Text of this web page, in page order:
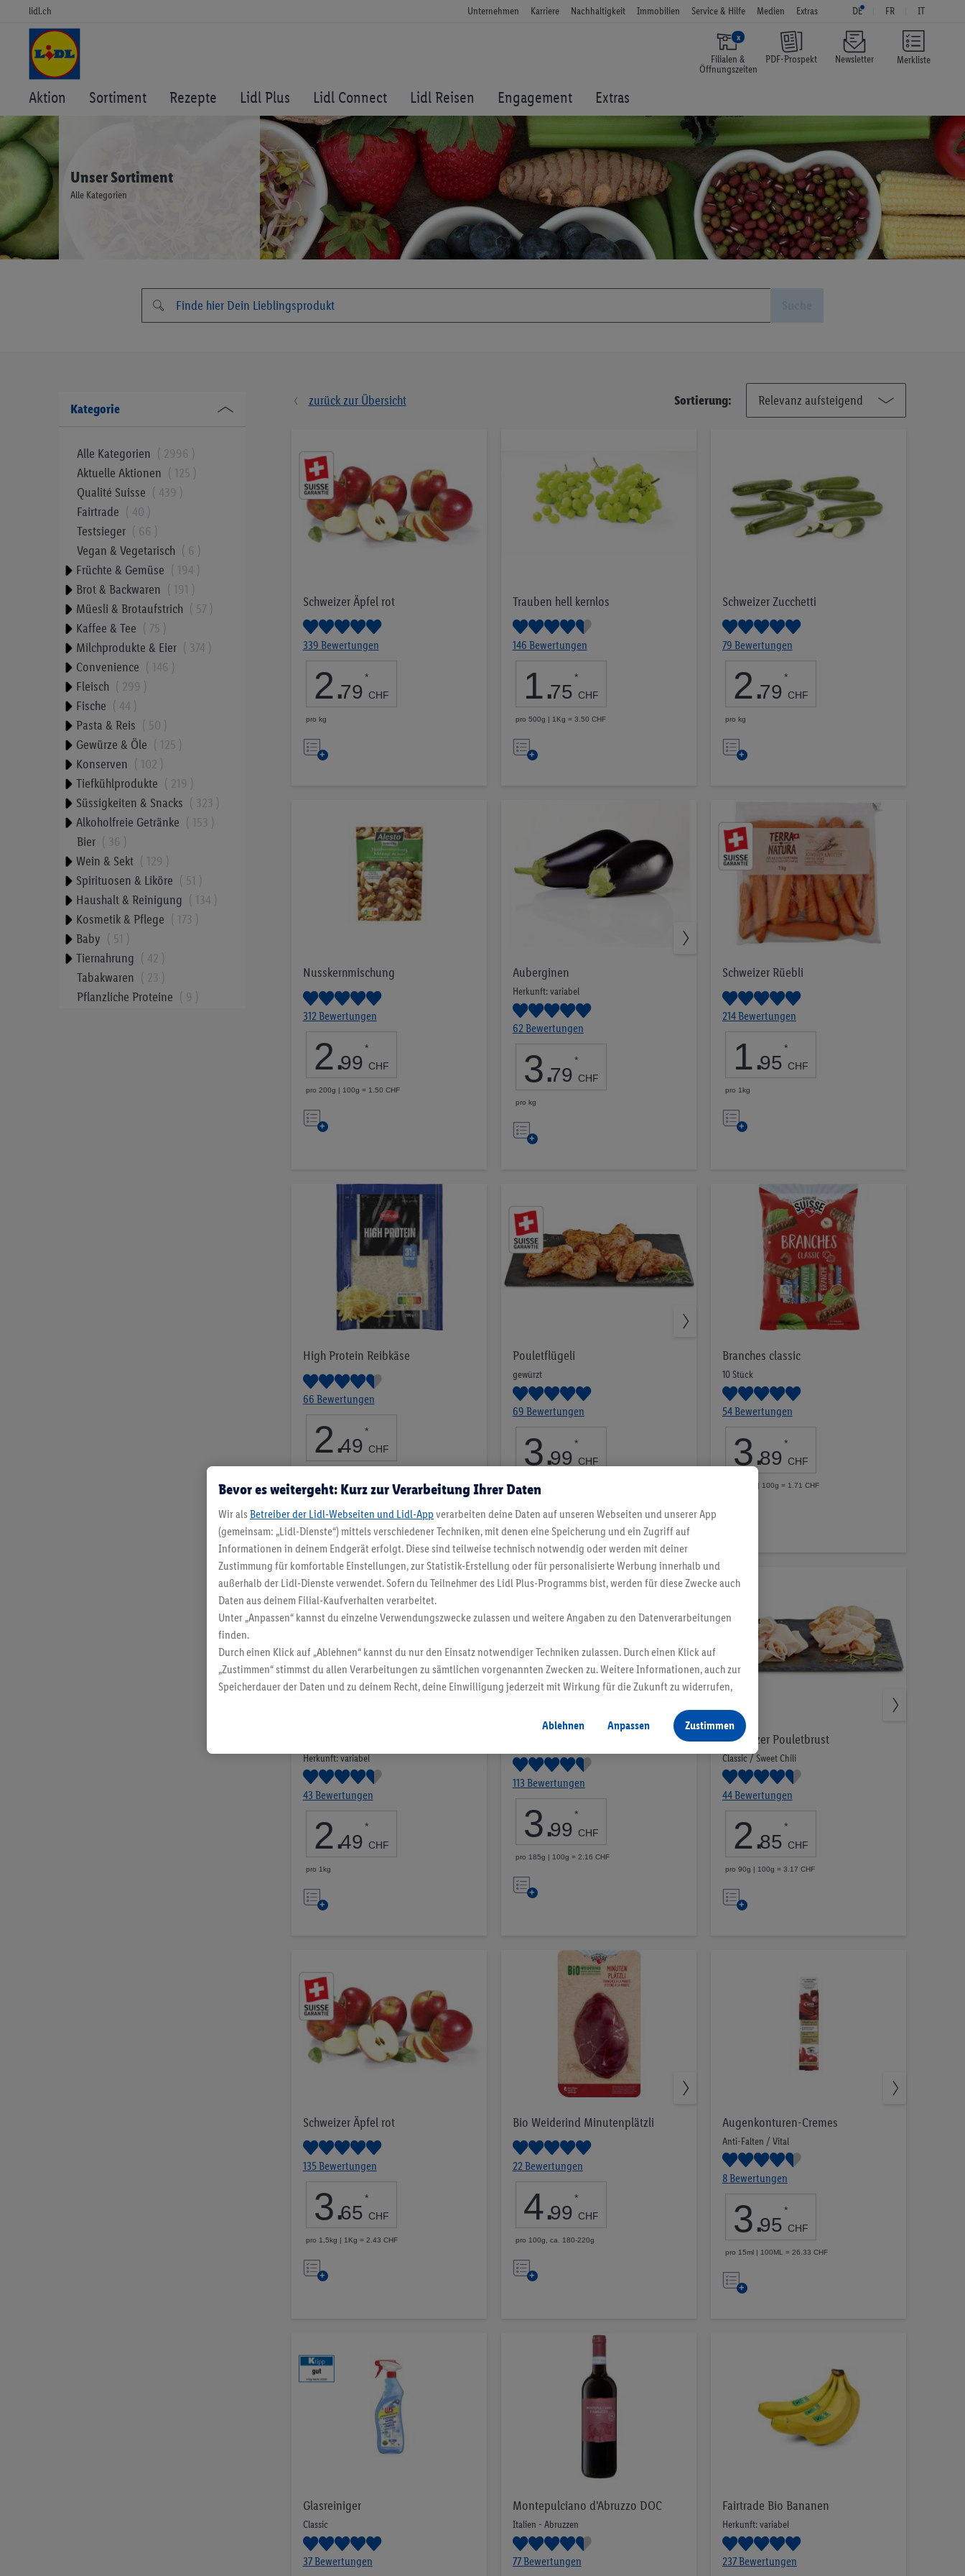
Merkliste
lidl.ch Unternehmen Karriere Nachhaltigkeit Immobilien Service & Hilfe Medien Extras DE FR IT
x
Filialen &
Öffnungszeiten
PDF-Prospekt Newsletter
Aktion Sortiment Rezepte Lidl Plus Lidl Connect Lidl Reisen Engagement Extras
Unser Sortiment
Alle Kategorien
zurück zur Übersicht Sortierung:
Schweizer Äpfel rot
339 Bewertungen
2.79
*
CHF
pro kg
Auf
Trauben hell kernlos
146 Bewertungen
1.75
*
CHF
pro 500g | 1Kg = 3.50 CHF
Auf
Schweizer Zucchetti
79 Bewertungen
2.79
*
CHF
pro kg
Auf
Nusskernmischung
312 Bewertungen
2.99
*
CHF
pro 200g | 100g = 1.50 CHF
Auf
Auberginen
Herkunft: variabel
62 Bewertungen
3.79
*
CHF
pro kg
Auf
Schweizer Rüebli
214 Bewertungen
1.95
*
CHF
pro 1kg
Auf
High Protein Reibkäse
66 Bewertungen
2.49
*
CHF
Auf
die
Merkliste
Pouletflügeli
gewürzt
69 Bewertungen
3.99
*
CHF
pro 550g | 100g = 0.73 CHF
Auf
die
Merkliste
Branches classic
10 Stück
54 Bewertungen
3.89
*
CHF
pro 227g | 100g = 1.71 CHF
Herkunft: variabel
43 Bewertungen
2.49
*
CHF
pro 1kg
Auf
113 Bewertungen
3.99
*
CHF
pro 185g | 100g = 2.16 CHF
Auf
Schweizer Pouletbrust
Classic / Sweet Chili
44 Bewertungen
2.85
*
CHF
pro 90g | 100g = 3.17 CHF
Auf
Schweizer Äpfel rot
135 Bewertungen
3.65
*
CHF
pro 1,5kg | 1Kg = 2.43 CHF
Auf
Bio Weiderind Minutenplätzli
22 Bewertungen
4.99
*
CHF
pro 100g, ca. 180-220g
Auf
Augenkonturen-Cremes
Anti-Falten / Vital
8 Bewertungen
3.95
*
CHF
pro 15ml | 100ML = 26.33 CHF
Auf
Glasreiniger
Classic
37 Bewertungen
Montepulciano d'Abruzzo DOC
Italien - Abruzzen
77 Bewertungen
Fairtrade Bio Bananen
Herkunft: variabel
237 Bewertungen
Kategorie
Alle Kategorien
2996
Aktuelle Aktionen
125
Qualité Suisse
439
Fairtrade
40
Testsieger
66
Vegan & Vegetarisch
6
Früchte & Gemüse
194
Brot & Backwaren
191
Müesli & Brotaufstrich
57
Kaffee & Tee
75
Milchprodukte & Eier
374
Convenience
146
Fleisch
299
Fische
44
Pasta & Reis
50
Gewürze & Öle
125
Konserven
102
Tiefkühlprodukte
219
Süssigkeiten & Snacks
323
Alkoholfreie Getränke
153
Bier
36
Wein & Sekt
129
Spirituosen & Liköre
51
Haushalt & Reinigung
134
Kosmetik & Pflege
173
Baby
51
Tiernahrung
42
Tabakwaren
23
Pflanzliche Proteine
9
Bevor es weitergeht: Kurz zur Verarbeitung Ihrer Daten
Wir als Betreiber der Lidl-Webseiten und Lidl-App verarbeiten deine Daten auf unseren Webseiten und unserer App
(gemeinsam: „Lidl-Dienste“) mittels verschiedener Techniken, mit denen eine Speicherung und ein Zugriff auf
Informationen in deinem Endgerät erfolgt. Diese sind teilweise technisch notwendig oder werden mit deiner
Zustimmung für komfortable Einstellungen, zur Statistik-Erstellung oder für personalisierte Werbung innerhalb und
außerhalb der Lidl-Dienste verwendet. Sofern du Teilnehmer des Lidl Plus-Programms bist, werden für diese Zwecke auch
Daten aus deinem Filial-Kaufverhalten verarbeitet.
Unter „Anpassen“ kannst du einzelne Verwendungszwecke zulassen und weitere Angaben zu den Datenverarbeitungen
finden.
Durch einen Klick auf „Ablehnen“ kannst du nur den Einsatz notwendiger Techniken zulassen. Durch einen Klick auf
„Zustimmen“ stimmst du allen Verarbeitungen zu sämtlichen vorgenannten Zwecken zu. Weitere Informationen, auch zur
Speicherdauer der Daten und zu deinem Recht, deine Einwilligung jederzeit mit Wirkung für die Zukunft zu widerrufen,
Ablehnen
Anpassen Zustimmen